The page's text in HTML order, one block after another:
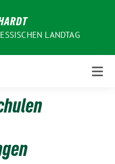
LANDTAG